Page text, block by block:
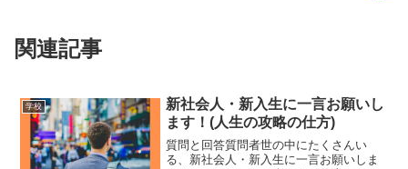
関連記事
学校
新社会人・新入生に一言お願いし
ます！(人生の攻略の仕方)
質問と回答質問者世の中にたくさんい
る、新社会人・新入生に一言お願いしま